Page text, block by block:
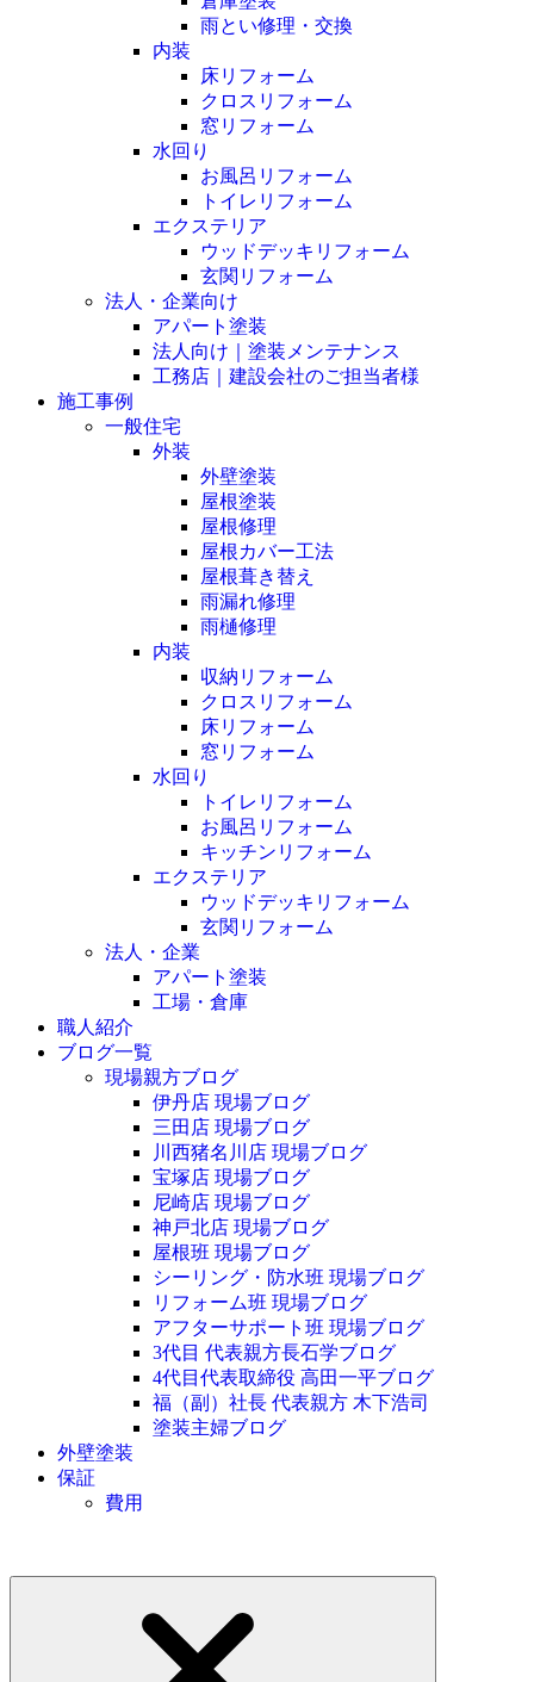
雨とい修理・交換
内装
床リフォーム
クロスリフォーム
窓リフォーム
水回り
お風呂リフォーム
トイレリフォーム
エクステリア
ウッドデッキリフォーム
玄関リフォーム
法人・企業向け
アパート塗装
法人向け｜塗装メンテナンス
工務店｜建設会社のご担当者様
施工事例
一般住宅
外装
外壁塗装
屋根塗装
屋根修理
屋根カバー工法
屋根葺き替え
雨漏れ修理
雨樋修理
内装
収納リフォーム
クロスリフォーム
床リフォーム
窓リフォーム
水回り
トイレリフォーム
お風呂リフォーム
キッチンリフォーム
エクステリア
ウッドデッキリフォーム
玄関リフォーム
法人・企業
アパート塗装
工場・倉庫
職人紹介
ブログ一覧
現場親方ブログ
伊丹店 現場ブログ
三田店 現場ブログ
川西猪名川店 現場ブログ
宝塚店 現場ブログ
尼崎店 現場ブログ
神戸北店 現場ブログ
屋根班 現場ブログ
シーリング・防水班 現場ブログ
リフォーム班 現場ブログ
アフターサポート班 現場ブログ
3代目 代表親方長石学ブログ
4代目代表取締役 高田一平ブログ
福（副）社長 代表親方 木下浩司
塗装主婦ブログ
外壁塗装
保証
費用